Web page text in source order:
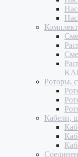
Роторы,
Кабели,